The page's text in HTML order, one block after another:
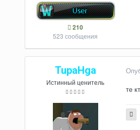
210
523 сообщения
TupaHga
Истинный ценитель
те